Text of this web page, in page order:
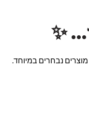
✨
נבחרים במיוחד.